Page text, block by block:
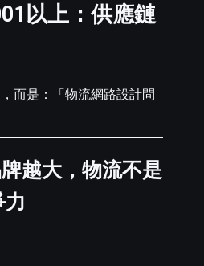
以上：供應鏈
而是：「物流網路設計問
越大，物流不是
力